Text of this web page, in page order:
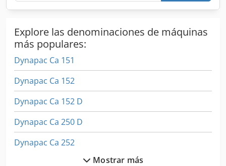
Explore las denominaciones de máquinas
más populares:
Dynapac Ca 151
Dynapac Ca 152
Dynapac Ca 152 D
Dynapac Ca 250 D
Dynapac Ca 252
Mostrar más